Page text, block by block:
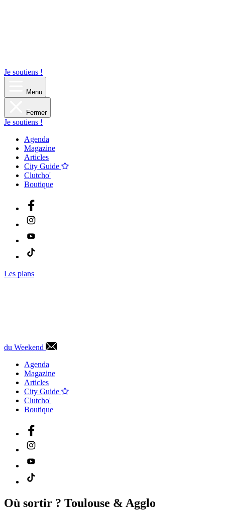
Je soutiens !
Menu
Fermer
Je soutiens !
Agenda
Magazine
Articles
City Guide
Clutcho'
Boutique
Les plans
du Weekend
Agenda
Magazine
Articles
City Guide
Clutcho'
Boutique
Où sortir ? Toulouse & Agglo